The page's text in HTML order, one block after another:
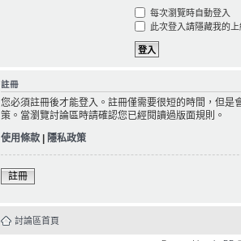
每次瀏覽時自動登入
此次登入請隱藏我的
註冊
您必須註冊後才能登入。註冊僅需要很短的時間，但
策。當瀏覽討論區時請確認您已經閱讀過版面規則。
使用條款
隱私政策
註冊
討論區首頁